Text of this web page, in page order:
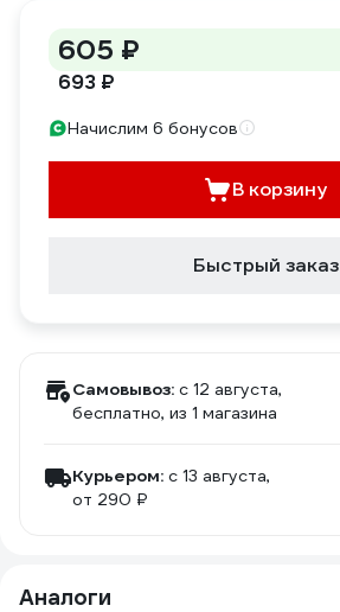
605 ₽
693 ₽
Начислим 6 бонусов
В корзину
Быстрый заказ
Самовывоз: c 12 августа,
бесплатно, из 1 магазина
Курьером: c 13 августа,
от 290 ₽
Аналоги